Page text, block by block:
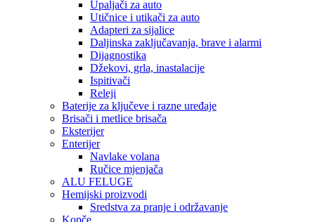
Upaljači za auto
Utičnice i utikači za auto
Adapteri za sijalice
Daljinska zaključavanja, brave i alarmi
Dijagnostika
Džekovi, grla, inastalacije
Ispitivači
Releji
Baterije za ključeve i razne uređaje
Brisači i metlice brisača
Eksterijer
Enterijer
Navlake volana
Ručice mjenjača
ALU FELUGE
Hemijski proizvodi
Sredstva za pranje i održavanje